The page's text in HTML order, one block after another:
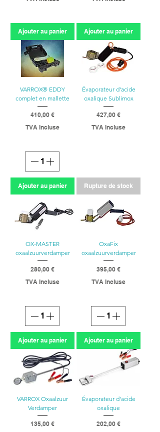
Ajouter au panier Ajouter au panier
VARROX® EDDY
complet en mallette
Prix
410,00 €
TVA Incluse
Ajouter au panier
Évaporateur d'acide
oxalique Sublimox
Prix
427,00 €
TVA Incluse
Rupture de stock
OX-MASTER
oxaalzuurverdamper
Prix
280,00 €
TVA Incluse
Ajouter au panier
OxaFix
oxaalzuurverdamper
Prix
395,00 €
TVA Incluse
Ajouter au panier
VARROX Oxaalzuur
Verdamper
Prix
135,00 €
Évaporateur d'acide
oxalique
Prix
202,00 €